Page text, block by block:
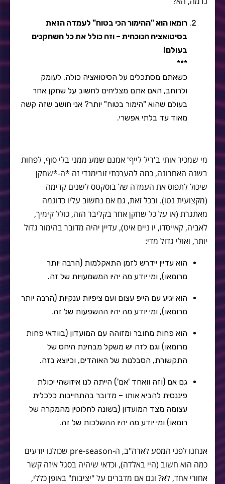
רומאו הוא "ההימור הכי בטוח" לעמדה הזאת
בסיטואציה הנוכחית – וזה כולל את כל השחקנים
בעולם!
***
כשאתם מסתכלים על הסיטואציה כולה, לעומק
ולרוחב, האם אתם מצליחים לחשוב על שחקן אחר
בעולם שהוא "הימור בטוח" יותר? אני חושב שזה קשה
מאוד עד בלתי אפשרי.
מי שמכיר אותי ב'ריל לייף' אמנם שמע ממני בלי סוף, לפחות
בשנה האחרונה, כמה להערכתי זובימנדי זה *ה-*שחקן
שיכול לתפוס את העמדה של בוסקטס לשנים קדימה
(מקצועית נטו). ובכל זאת, גם אם נחשוב עליו כדוגמה
מאתגרת (או על כל שחקן אחר בקליבר הזה, כולל קימיך,
לאביה, קאייסדו, יו ניים איט), עדיין יהיה מדובר בהימור גדול
יותר, ואולי גדול מדי:
הוא עדיין יידרש לזמן התאקלמות (הרבה יותר
מרומאו), ומי יודע מה יהיו המשמעויות של זה.
הוא יגיע עם הייפ עצום ועם ציפיות ענקיות (הרבה יותר
מרומאו), ומי יודע מה יהיו ההשפעות של זה.
הוא פחות מחובר ומזוהה עם המועדון (בוודאי פחות
מרומאו) וגם לזה יש משקל מבחינת היחס של
התקשורת, הסבלנות של האוהדים, וכיוצא בזה.
גם אם (וזה וואחד 'אם') הייתה לנו איזושהי יכולת
פיננסית להביא אותו – מדובר בהתחייבות כלכלית
עצומה מצד המועדון (בשונה לחלוטין מהמקרה של
רומאו) ומי יודע מה יהיו ההשלכות של זה.
אנחנו לפני המסע לארה"ב, ה-pre-season שכולנו יודעים
כמה הוא חשוב (היי באלדה), וכדאי שיהיה בסגל איזה קשר
אחורי אחד, לא? וגם אם מדברים על "יציבות" באופן כללי,